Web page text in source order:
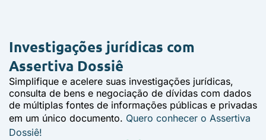
Investigações jurídicas com
Assertiva Dossiê
Simplifique e acelere suas investigações jurídicas,
consulta de bens e negociação de dívidas com dados
de múltiplas fontes de informações públicas e privadas
em um único documento. Quero conhecer o Assertiva
Dossiê!